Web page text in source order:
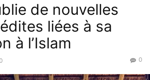
de nouvelles
liées à sa
à l’Islam
0